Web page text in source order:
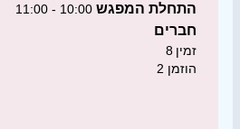
התחלת המפגש 10:00 - 11:00
חברים
8 זמין
2 הוזמן